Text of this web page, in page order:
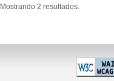
Mostrando 2 resultados.